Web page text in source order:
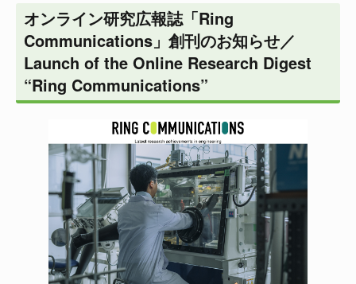
オンライン研究広報誌「Ring
Communications」創刊のお知らせ／
Launch of the Online Research Digest
“Ring Communications”